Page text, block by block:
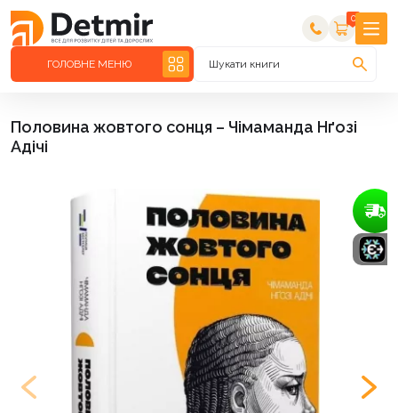
0
ГОЛОВНЕ МЕНЮ Шукати книги
Половина жовтого сонця – Чімаманда Нґозі
Адічі